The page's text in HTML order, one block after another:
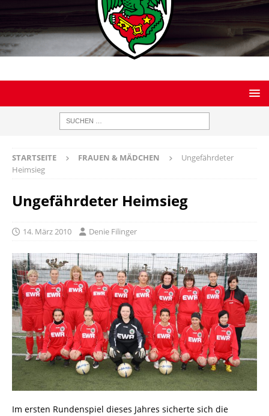
STARTSEITE FRAUEN & MÄDCHEN
Ungefährdeter
Heimsieg
Ungefährdeter Heimsieg
14. März 2010 Denie Filinger
Im ersten Rundenspiel dieses Jahres sicherte sich die